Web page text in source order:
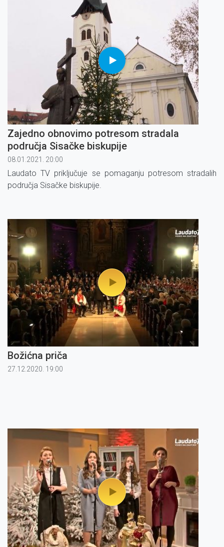
Zajedno obnovimo potresom stradala
područja Sisačke biskupije
08.01.2021. 20:00
Laudato TV priključuje se pomaganju potresom stradalih
područja Sisačke biskupije.
Božićna priča
27.12.2020. 19:00